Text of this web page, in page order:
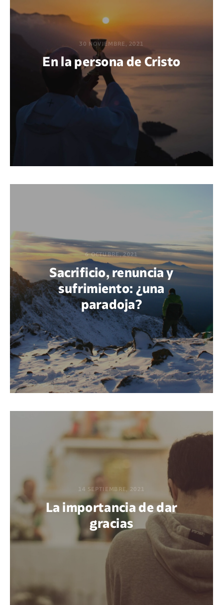
30 NOVIEMBRE, 2021
En la persona de Cristo
POR EDWIN VARGAS
6 OCTUBRE, 2021
Sacrificio, renuncia y
sufrimiento: ¿una
paradoja?
POR GUADALUPE ARAYA
14 SEPTIEMBRE, 2021
La importancia de dar
gracias
POR MAFALDA CIRENEI